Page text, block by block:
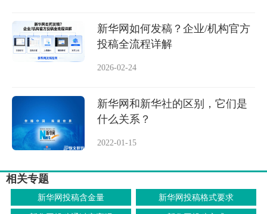
新华网如何发稿？企业/机构官方
投稿全流程详解
2026-02-24
新华网和新华社的区别，它们是
什么关系？
2022-01-15
相关专题
新华网投稿含金量 新华网投稿格式要求